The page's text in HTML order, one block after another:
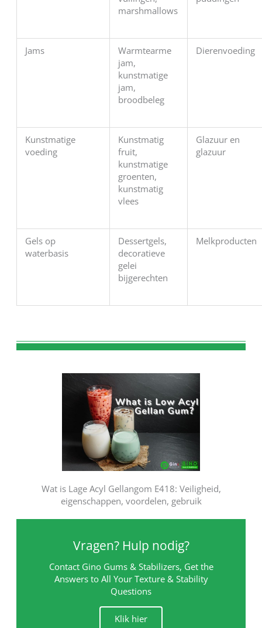
marshmallows
Jams
Warmtearme
jam,
kunstmatige
jam,
broodbeleg
Dierenvoeding
Kunstmatige
voeding
Kunstmatig
fruit,
kunstmatige
groenten,
kunstmatig
vlees
Glazuur en
glazuur
Gels op
waterbasis
Dessertgels,
decoratieve
gelei
bijgerechten
Melkproducten
Wat is Lage Acyl Gellangom E418: Veiligheid,
eigenschappen, voordelen, gebruik
Vragen? Hulp nodig?
Contact Gino Gums & Stabilizers, Get the
Answers to All Your Texture & Stability
Questions
Klik hier